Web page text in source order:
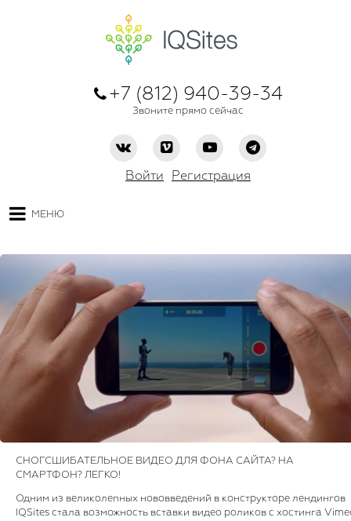
+7 (812) 940-39-34
Звоните прямо сейчас
Войти Регистрация
МЕНЮ
СНОГСШИБАТЕЛЬНОЕ ВИДЕО ДЛЯ ФОНА САЙТА? НА
СМАРТФОН? ЛЕГКО!
Одним из великолепных нововведений в конструкторе лендингов
IQSites стала возможность вставки видео роликов с хостинга